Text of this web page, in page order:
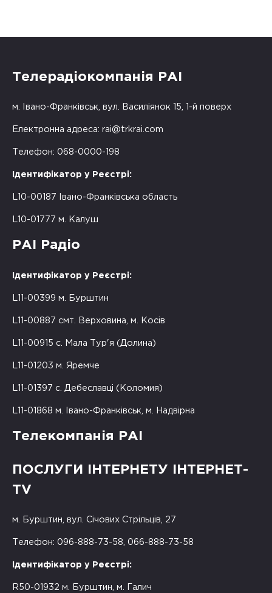
Телерадіокомпанія РАІ
м. Івано-Франківськ, вул. Василіянок 15, 1-й поверх
Електронна адреса: rai@trkrai.com
Телефон: 068-0000-198
Ідентифікатор у Реєстрі:
L10-00187 Івано-Франківська область
L10-01777 м. Калуш
РАІ Радіо
Ідентифікатор у Реєстрі:
L11-00399 м. Бурштин
L11-00887 смт. Верховина, м. Косів
L11-00915 с. Мала Тур'я (Долина)
L11-01203 м. Яремче
L11-01397 с. Дебеславці (Коломия)
L11-01868 м. Івано-Франківськ, м. Надвірна
Телекомпанія РАІ
ПОСЛУГИ ІНТЕРНЕТУ ІНТЕРНЕТ-
TV
м. Бурштин, вул. Січових Стрільців, 27
Телефон: 096-888-73-58, 066-888-73-58
Ідентифікатор у Реєстрі:
R50-01932 м. Бурштин, м. Галич